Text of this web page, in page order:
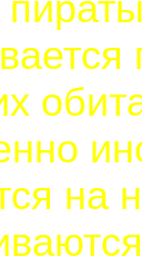
на